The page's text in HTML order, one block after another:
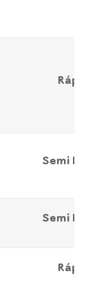
Rápida
Semi
Semi
Rápida